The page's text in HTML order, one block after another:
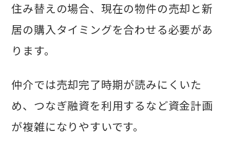
住み替えの場合、現在の物件の売却と新
居の購入タイミングを合わせる必要があ
ります。
仲介では売却完了時期が読みにくいた
め、つなぎ融資を利用するなど資金計画
が複雑になりやすいです。